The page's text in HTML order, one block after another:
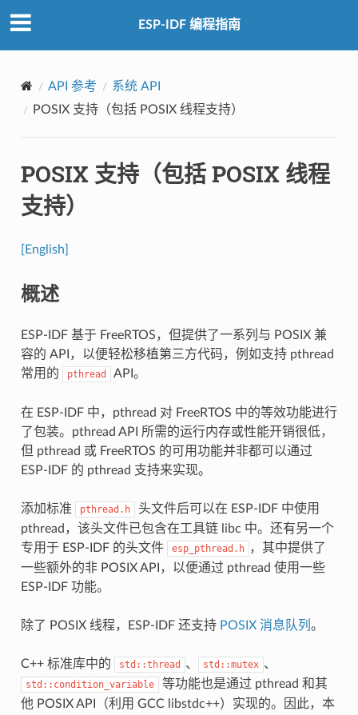
ESP-IDF 编程指南
API 参考
系统 API
POSIX 支持（包括 POSIX 线程支持）
POSIX 支持（包括 POSIX 线程
支持）
[English]
概述
ESP-IDF 基于 FreeRTOS，但提供了一系列与 POSIX 兼
容的 API，以便轻松移植第三方代码，例如支持 pthread
常用的
pthread API。
在 ESP-IDF 中，pthread 对 FreeRTOS 中的等效功能进行
了包装。pthread API 所需的运行内存或性能开销很低，
但 pthread 或 FreeRTOS 的可用功能并非都可以通过
ESP-IDF 的 pthread 支持来实现。
添加标准 pthread.h
头文件后可以在 ESP-IDF 中使用
pthread，该头文件已包含在工具链 libc 中。还有另一个
专用于 ESP-IDF 的头文件
esp_pthread.h ，其中提供了
一些额外的非 POSIX API，以便通过 pthread 使用一些
ESP-IDF 功能。
除了 POSIX 线程，ESP-IDF 还支持 POSIX 消息队列 。
C++ 标准库中的 std::thread 、 std::mutex 、
std::condition_variable
等功能也是通过 pthread 和其
他 POSIX API（利用 GCC libstdc++）实现的。因此，本